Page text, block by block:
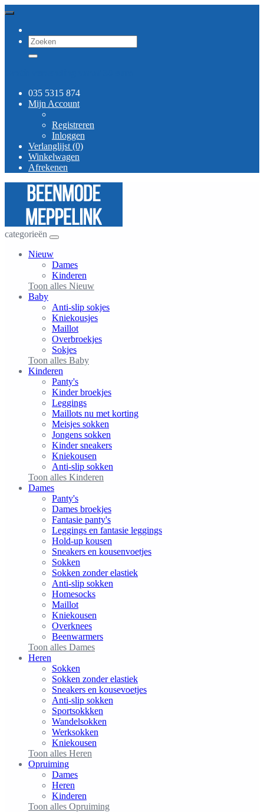
035 5315 874
Mijn Account
Registreren
Inloggen
Verlanglijst (0)
Winkelwagen
Afrekenen
categorieën
Nieuw
Dames
Kinderen
Toon alles Nieuw
Baby
Anti-slip sokjes
Kniekousjes
Maillot
Overbroekjes
Sokjes
Toon alles Baby
Kinderen
Panty's
Kinder broekjes
Leggings
Maillots nu met korting
Meisjes sokken
Jongens sokken
Kinder sneakers
Kniekousen
Anti-slip sokken
Toon alles Kinderen
Dames
Panty's
Dames broekjes
Fantasie panty's
Leggings en fantasie leggings
Hold-up kousen
Sneakers en kousenvoetjes
Sokken
Sokken zonder elastiek
Anti-slip sokken
Homesocks
Maillot
Kniekousen
Overknees
Beenwarmers
Toon alles Dames
Heren
Sokken
Sokken zonder elastiek
Sneakers en kousevoetjes
Anti-slip sokken
Sportsokkken
Wandelsokken
Werksokken
Kniekousen
Toon alles Heren
Opruiming
Dames
Heren
Kinderen
Toon alles Opruiming